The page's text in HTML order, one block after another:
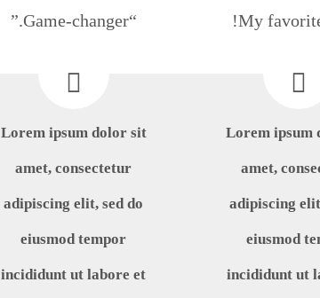
Lorem ipsum
amet,
adipiscing
eiusmod
incididunt ut
“Game-changer.”
Lorem ipsum dolor sit
amet, consectetur
adipiscing elit, sed do
eiusmod tempor
incididunt ut labore et